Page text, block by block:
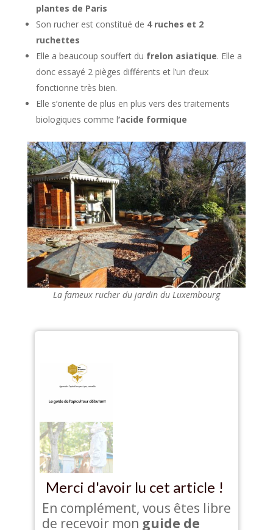
plantes de Paris
Son rucher est constitué de 4 ruches et 2
ruchettes
Elle a beaucoup souffert du frelon asiatique. Elle a
donc essayé 2 pièges différents et l’un d’eux
fonctionne très bien.
Elle s’oriente de plus en plus vers des traitements
biologiques comme l‘acide formique
La fameux rucher du jardin du Luxembourg
Merci d'avoir lu cet article !
En complément, vous êtes libre
de recevoir mon guide de